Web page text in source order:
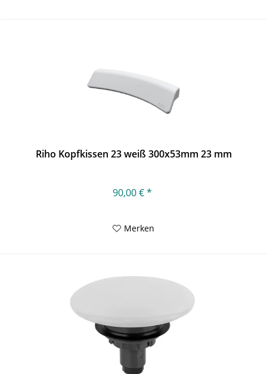
Riho Kopfkissen 23 weiß 300x53mm 23 mm
90,00 € *
Merken